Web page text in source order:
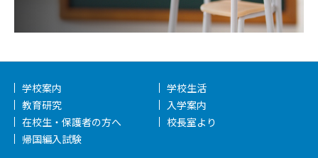
学校案内
学校生活
教育研究
入学案内
在校生・保護者の方へ
校長室より
帰国編入試験